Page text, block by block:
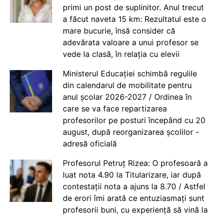
primi un post de suplinitor. Anul trecut
a făcut naveta 15 km: Rezultatul este o
mare bucurie, însă consider că
adevărata valoare a unui profesor se
vede la clasă, în relația cu elevii
Ministerul Educației schimbă regulile
din calendarul de mobilitate pentru
anul școlar 2026-2027 / Ordinea în
care se va face repartizarea
profesorilor pe posturi începând cu 20
august, după reorganizarea școlilor -
adresă oficială
Profesorul Petruț Rizea: O profesoară a
luat nota 4.90 la Titularizare, iar după
contestații nota a ajuns la 8.70 / Astfel
de erori îmi arată ce entuziasmați sunt
profesorii buni, cu experiență să vină la